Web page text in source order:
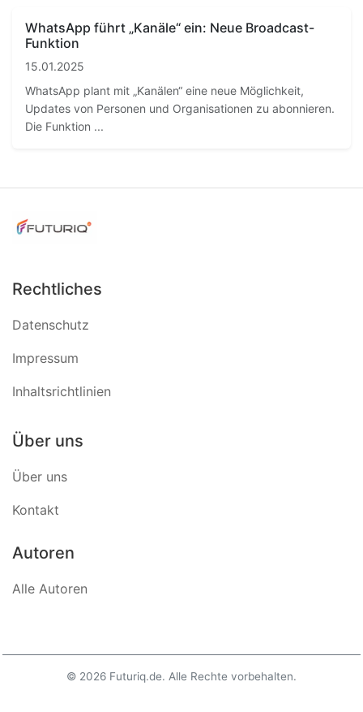
WhatsApp führt „Kanäle“ ein: Neue Broadcast-
Funktion
15.01.2025
WhatsApp plant mit „Kanälen“ eine neue Möglichkeit,
Updates von Personen und Organisationen zu abonnieren.
Die Funktion ...
Rechtliches
Datenschutz
Impressum
Inhaltsrichtlinien
Über uns
Über uns
Kontakt
Autoren
Alle Autoren
© 2026 Futuriq.de. Alle Rechte vorbehalten.